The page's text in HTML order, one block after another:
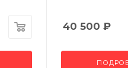
40 500 ₽